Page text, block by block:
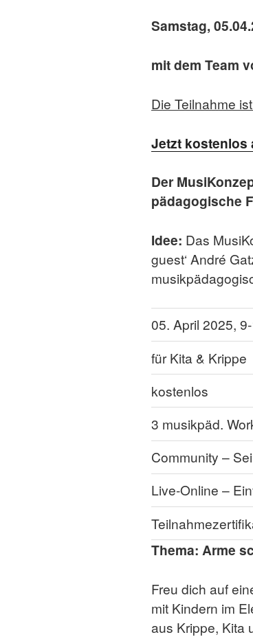
Samstag,
mit dem Team
Die Teilnahme
Jetzt kostenlos
Der
pädagogische
Idee: Das
guest‘ André
05. April 2025,
für Kita & Krippe
kostenlos
3 musikpäd.
Community –
Live-Online –
Thema: Arme
Freu dich auf
mit Kindern im
aus Krippe, Kita